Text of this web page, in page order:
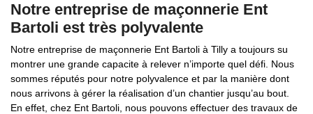
Notre entreprise de maçonnerie Ent
Bartoli est très polyvalente
Notre entreprise de maçonnerie Ent Bartoli à Tilly a toujours su
montrer une grande capacite à relever n’importe quel défi. Nous
sommes réputés pour notre polyvalence et par la manière dont
nous arrivons à gérer la réalisation d’un chantier jusqu’au bout.
En effet, chez Ent Bartoli, nous pouvons effectuer des travaux de